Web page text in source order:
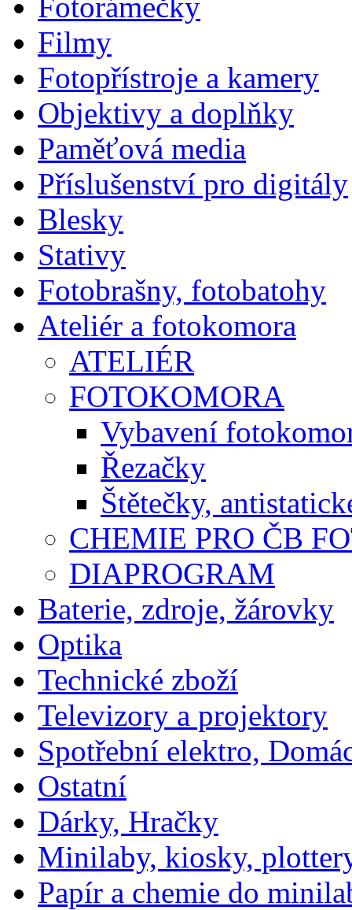
Filmy
Fotopřístroje a kamery
Objektivy a doplňky
Paměťová media
Příslušenství pro digitály
Blesky
Stativy
Fotobrašny, fotobatohy
Ateliér a fotokomora
ATELIÉR
FOTOKOMORA
Vybavení
Řezačky
Štětečky,
CHEMIE PRO ČB
DIAPROGRAM
Baterie, zdroje, žárovky
Optika
Technické zboží
Televizory a projektory
Spotřební elektro,
Ostatní
Dárky, Hračky
Minilaby, kiosky,
Papír a chemie do